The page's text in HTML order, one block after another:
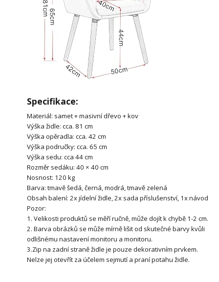
Specifikace:
Materiál: samet + masivní dřevo + kov
Výška židle: cca. 81 cm
Výška opěradla: cca. 42 cm
Výška područky: cca. 65 cm
Výška sedu: cca 44 cm
Rozměr sedáku: 40 × 40 cm
Nosnost: 120 kg
Barva: tmavě šedá, černá, modrá, tmavě zelená
Obsah balení: 2x jídelní židle, 2x sada příslušenství, 1x návod
Pozor:
1. Velikosti produktů se měří ručně, může dojít k chybě 1-2 cm.
2. Barva obrázků se může mírně lišit od skutečné barvy kvůli
odlišnému nastavení monitoru a monitoru.
3.Zip na zadní straně židle je pouze dekorativním prvkem.
Nelze jej otevřít za účelem sejmutí a praní potahu židle.